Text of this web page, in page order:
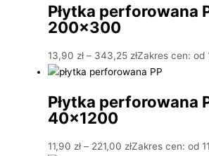
Płytka perforowana
200×300
13,90 zł – 343,25 złZakres cen: od
Płytka perforowana
40×1200
11,90 zł – 221,00 złZakres cen: od